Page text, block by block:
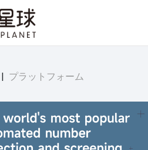
| プラットフォーム